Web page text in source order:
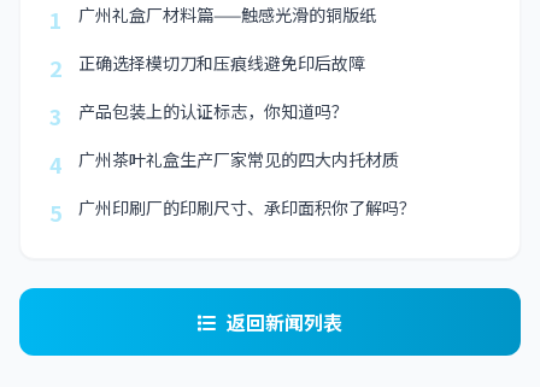
1
广州礼盒厂材料篇——触感光滑的铜版纸
2 正确选择模切刀和压痕线避免印后故障
3 产品包装上的认证标志，你知道吗？
4 广州茶叶礼盒生产厂家常见的四大内托材质
5 广州印刷厂的印刷尺寸、承印面积你了解吗？
返回新闻列表